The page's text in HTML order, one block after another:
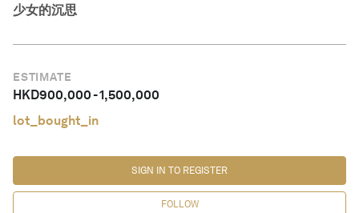
少女的沉思
ESTIMATE
HKD900,000-1,500,000
lot_bought_in
FOLLOW
SIGN IN TO REGISTER